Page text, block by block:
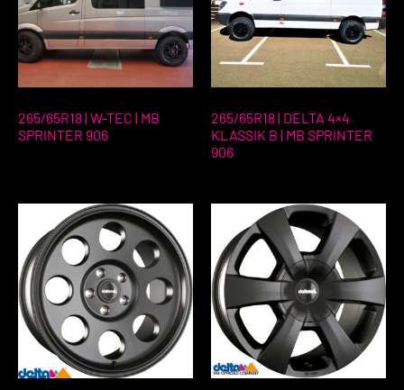
265/65R18 | W-TEC | MB
SPRINTER 906
265/65R18 | DELTA 4×4
KLASSIK B | MB SPRINTER
906